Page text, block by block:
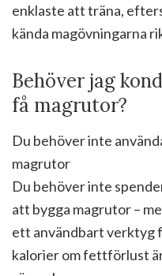
enklaste att träna,
kända magövningarna
Behöver jag
få magrutor?
Du behöver inte
magrutor
Du behöver inte
att bygga magrutor –
ett användbart verktyg
kalorier om fettförlust